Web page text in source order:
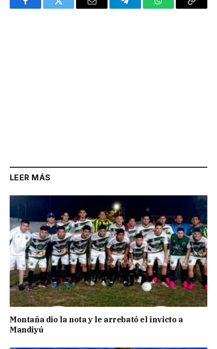
FacebookTwitter Email TelegramWhatsAppCopy
LEER MÁS
Montaña dio la nota y le arrebató el invicto a
Mandiyú